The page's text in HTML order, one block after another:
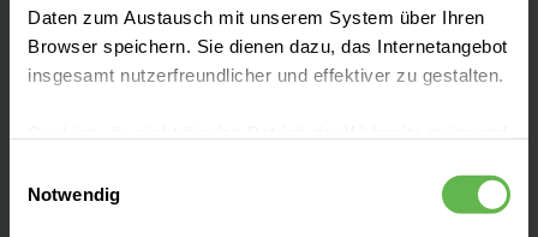
Daten zum Austausch mit unserem System über Ihren
Browser speichern. Sie dienen dazu, das Internetangebot
insgesamt nutzerfreundlicher und effektiver zu gestalten.
eingesetzt werden.
Notwendig
Aufnahme & Checklisten